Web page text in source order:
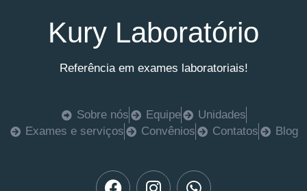
Kury Laboratório
Referência em exames laboratoriais!
Sobre nós Equipe
Unidades
Exames e serviços
Convênios Contatos Blog